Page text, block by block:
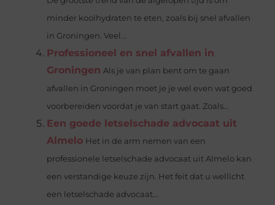
minder koolhydraten te eten, zoals bij snel afvallen
in Groningen. Veel...
Professioneel en snel afvallen in
Groningen Als je van plan bent om te gaan
afvallen in Groningen moet je je wel even wat goed
voorbereiden voordat je van start gaat. Zoals...
Een goede letselschade advocaat uit
Almelo Het in de arm nemen van een
professionele letselschade advocaat uit Almelo kan
een verstandige keuze zijn. Het feit dat u wellicht
een letselschade advocaat...